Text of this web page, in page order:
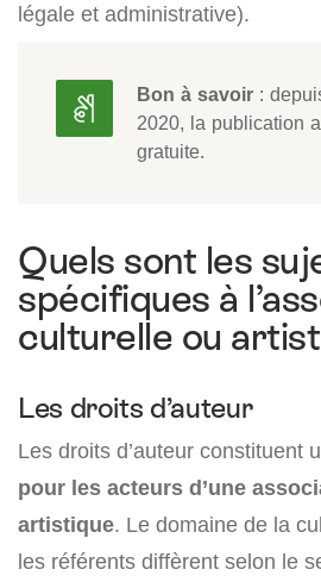
légale et administrative).
Bon à savoir :
2020, la publication
gratuite.
Quels sont les
spécifiques à
culturelle ou
Les droits d’auteur
Les droits d’auteur constituent
pour les acteurs d’une
artistique. Le domaine de la
les référents diffèrent selon le